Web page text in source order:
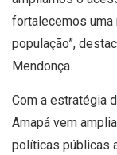
fortalecemos uma
população”,
Mendonça.
Com a estratégia
Amapá vem
políticas públicas